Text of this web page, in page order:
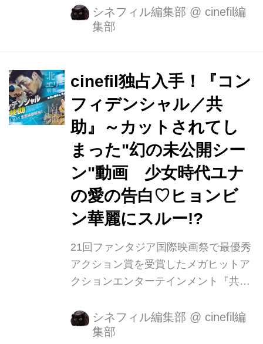
ー』『デッドプール２』を押さえ初登
場第1位を記録し、日本でも熱狂的な
動員数500万人を突破。その圧倒的な
完成度と個性に魅了され『毒戦』中毒
者が続出、異例の完全版まで公開され
た驚異のヒット作『毒戦 BELIEVER』
が10月4日（金）シネマート新宿ほか
にて全国順次公開となります！ ノワー
ル映画史を 塗り替える超弩級の傑作！
―OBSPLUS 待望の『毒戦
BELIEVER』日本版予...
シネフィル編集部 @ cinefil編
集部
cinefil独占入手！『コン
フィデンシャル／共
助』～カットされてし
まった"幻の未公開シー
ン"動画 少女時代ユナ
の愛の告白♡ヒョンビ
ン華麗にスルー!?
21回ファンタジア国際映画祭で最優秀
アクション賞を受賞したメガヒットア
クションエンターテインメント『共
の邦題にてTOHOシネマズ 新宿ほかに
て全国絶賛公開中です！ 本作の主演に
シネフィル編集部 @ cinefil編
集部